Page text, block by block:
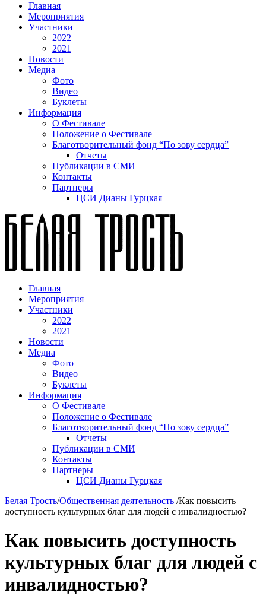
Главная
Мероприятия
Участники
2022
2021
Новости
Медиа
Фото
Видео
Буклеты
Информация
О Фестивале
Положение о Фестивале
Благотворительный фонд “По зову сердца”
Отчеты
Публикации в СМИ
Контакты
Партнеры
ЦСИ Дианы Гурцкая
Главная
Мероприятия
Участники
2022
2021
Новости
Медиа
Фото
Видео
Буклеты
Информация
О Фестивале
Положение о Фестивале
Благотворительный фонд “По зову сердца”
Отчеты
Публикации в СМИ
Контакты
Партнеры
ЦСИ Дианы Гурцкая
Белая Трость/Общественная деятельность /Как повысить
доступность культурных благ для людей с инвалидностью?
Как повысить доступность
культурных благ для людей с
инвалидностью?